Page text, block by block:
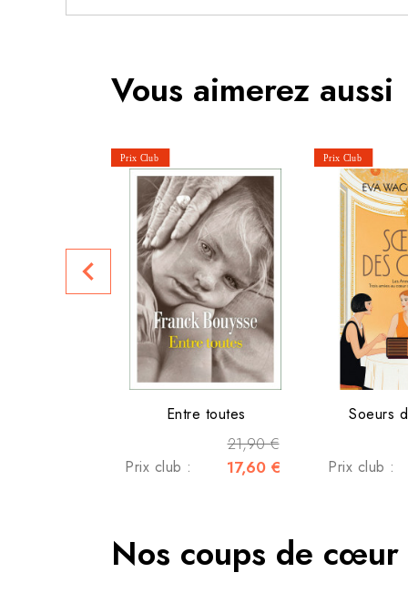
Vous aimerez aussi
Entre toutes
21,90 €
Prix club : 17,60 €
Soeurs
Prix club :
navigate_before
Nos coups de cœur